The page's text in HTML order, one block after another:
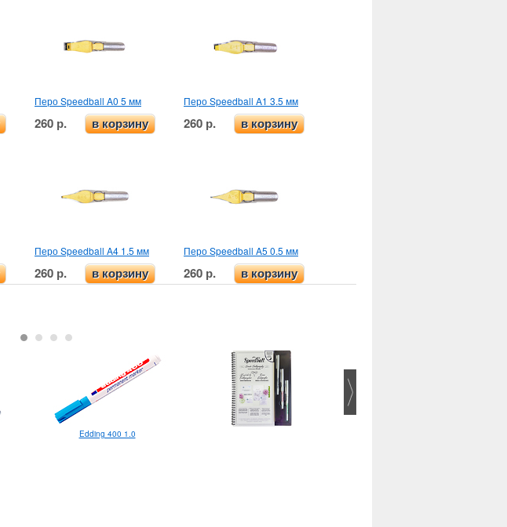
Перо Speedball A0 5 мм
260 р. в корзину
Перо Speedball A1 3.5 мм
260 р. в корзину
Перо Speedball A4 1.5 мм
260 р. в корзину
Перо Speedball A5 0.5 мм
260 р. в корзину
Edding 400 1.0